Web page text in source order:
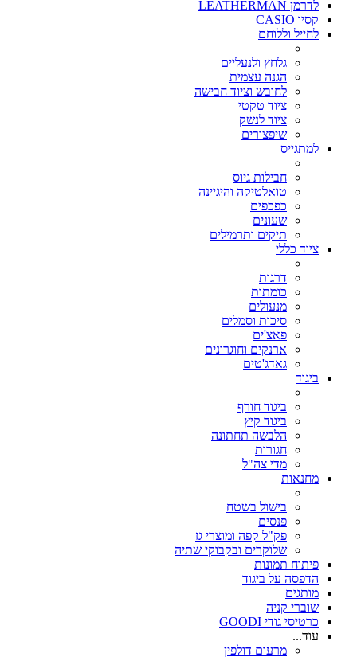
לדרמן LEATHERMAN
קסיו CASIO
לחייל וללוחם
גלחץ ולנעליים
הגנה עצמית
לחובש וציוד חבישה
ציוד טקטי
ציוד לנשק
שיפצורים
למתגייס
חבילות גיוס
טואלטיקה והיגיינה
כפכפים
שעונים
תיקים ותרמילים
ציוד כללי
דרגות
כומתות
מנעולים
סיכות וסמלים
פאצ'ים
ארנקים וחוגרונים
גאדג'טים
ביגוד
ביגוד חורף
ביגוד קיץ
הלבשה תחתונה
חגורות
מדי צה"ל
מחנאות
בישול בשטח
פנסים
פק"ל קפה ומוצרי גז
שלוקרים ובקבוקי שתיה
פיתוח תמונות
הדפסה על ביגוד
מותגים
שוברי קניה
כרטיסי גודי GOODI
עוד...
מרעום דולפין